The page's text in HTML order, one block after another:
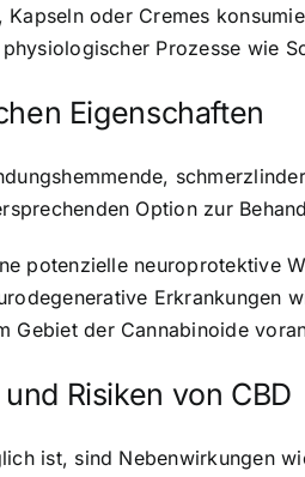
oder Cremes
Prozesse wie
Eigenschaften
Option zur
potenzielle neuroprotektive
Erkrankungen
Gebiet der Cannabinoide
Risiken von CBD
ist, sind Nebenwirkungen